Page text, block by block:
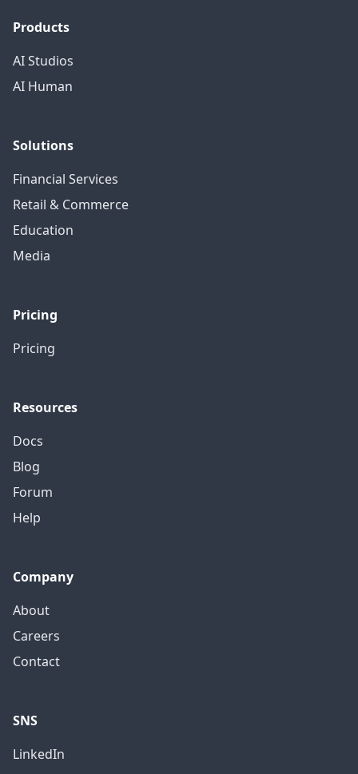
Products
AI Studios
AI Human
Solutions
Financial Services
Retail & Commerce
Education
Media
Pricing
Pricing
Resources
Docs
Blog
Forum
Help
Company
About
Careers
Contact
SNS
LinkedIn